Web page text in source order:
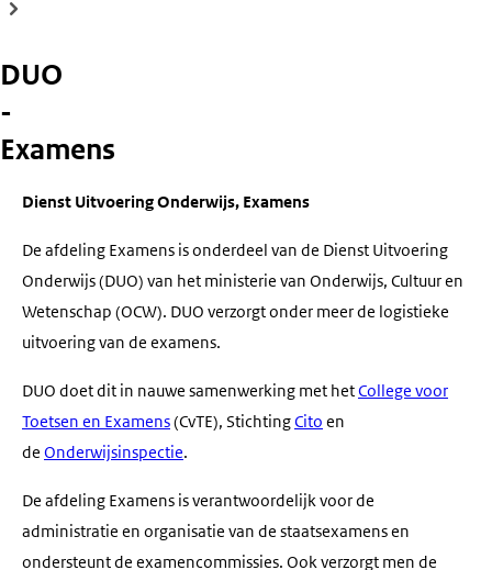
Kruimelpad
DUO
-
Examens
Dienst Uitvoering Onderwijs, Examens
De afdeling Examens is onderdeel van de Dienst Uitvoering
Onderwijs (DUO) van het ministerie van Onderwijs, Cultuur en
Wetenschap (OCW). DUO verzorgt onder meer de logistieke
uitvoering van de examens.
DUO doet dit in nauwe samenwerking met hetCollege voor
Toetsen en Examens(CvTE), StichtingCito en
de Onderwijsinspectie.
De afdeling Examens is verantwoordelijk voor de
administratie en organisatie van de staatsexamens en
ondersteunt de examencommissies. Ook verzorgt men de